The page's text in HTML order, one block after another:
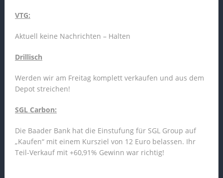
VTG:
Aktuell keine Nachrichten – Halten
Drillisch
Werden wir am Freitag komplett verkaufen und aus dem
Depot streichen!
SGL Carbon:
Die Baader Bank hat die Einstufung für SGL Group auf
„Kaufen“ mit einem Kursziel von 12 Euro belassen. Ihr
Teil-Verkauf mit +60,91% Gewinn war richtig!